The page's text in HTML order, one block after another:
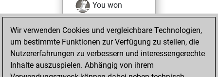
You won
against Fritz
Fritz
You achieved a
BeautyScore of 17
new Elo of 1641
Wir verwenden Cookies und vergleichbare Technologien,
um bestimmte Funktionen zur Verfügung zu stellen, die
Nutzererfahrungen zu verbessern und interessengerechte
Inhalte auszuspielen. Abhängig von ihrem